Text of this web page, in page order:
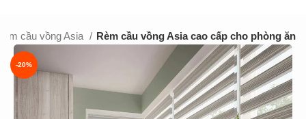
cầu vồng Asia Rèm cầu vồng Asia cao cấp cho phòng ăn
-20%